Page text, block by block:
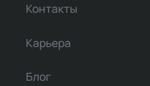
Контакты
Карьера
Блог